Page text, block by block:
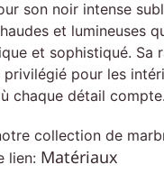
son noir intense
et lumineuses
et sophistiqué. Sa
pour les
chaque détail compte.
collection de
lien: Matériaux